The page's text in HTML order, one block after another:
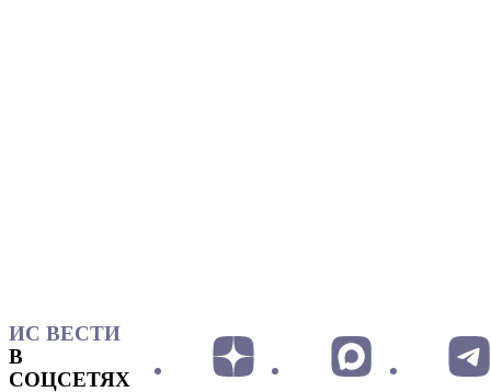
ИС ВЕСТИ
В
СОЦСЕТЯХ